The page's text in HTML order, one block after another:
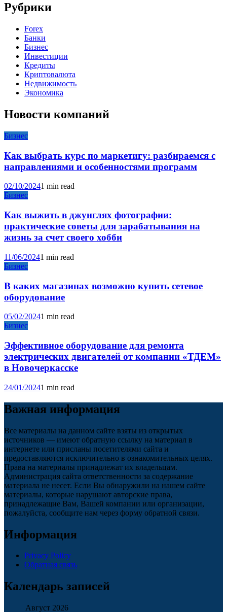
Рубрики
Forex
Банки
Бизнес
Инвестиции
Кредиты
Криптовалюта
Недвижимость
Экономика
Новости компаний
Бизнес
Как выбрать курс по маркетигу: разбираемся с
направлениями и особенностями программ
02/10/20241 min read
Бизнес
Как выжить в джунглях фотографии:
практические советы для зарабатывания на
жизнь за счет своего хобби
11/06/20241 min read
Бизнес
В каких магазинах возможно купить сетевое
оборудование
05/02/20241 min read
Бизнес
Эффективное оборудование для ремонта
электрических двигателей от компании «ТДЕМ»
в Новочеркасске
24/01/20241 min read
Важная информация
Все материалы на данном сайте взяты из открытых
источников — имеют обратную ссылку на материал в
интернете или присланы посетителями сайта и
предоставляются исключительно в ознакомительных целях.
Права на материалы принадлежат их владельцам.
Администрация сайта ответственности за содержание
материала не несет. Если Вы обнаружили на нашем сайте
материалы, которые нарушают авторские права,
принадлежащие Вам, Вашей компании или организации,
пожалуйста, сообщите нам через форму обратной связи.
Информация
Privacy Policy
Обратная связь
Календарь записей
Август 2026